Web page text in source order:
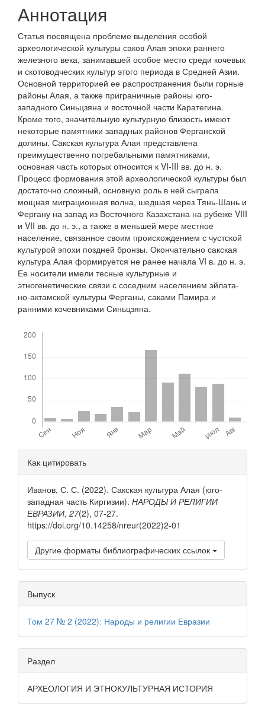
Аннотация
Статья посвящена проблеме выделения особой
археологической культуры саков Алая эпохи раннего
железного века, занимавшей особое место среди кочевых
и скотоводческих культур этого периода в Средней Азии.
Основной территорией ее распространения были горные
районы Алая, а также приграничные районы юго-
западного Синьцзяна и восточной части Каратегина.
Кроме того, значительную культурную близость имеют
некоторые памятники западных районов Ферганской
долины. Сакская культура Алая представлена
преимущественно погребальными памятниками,
основная часть которых относится к VI-III вв. до н. э.
Процесс формования этой археологической культуры был
достаточно сложный, основную роль в ней сыграла
мощная миграционная волна, шедшая через Тянь-Шань и
Фергану на запад из Восточного Казахстана на рубеже VIII
и VII вв. до н. э., а также в меньшей мере местное
население, связанное своим происхождением с чустской
культурой эпохи поздней бронзы. Окончательно сакская
культура Алая формируется не ранее начала VI в. до н. э.
Ее носители имели тесные культурные и
этногенетические связи с соседним населением эйлата-
но-актамской культуры Ферганы, саками Памира и
ранними кочевниками Синьцзяна.
Детали
статьи
Как цитировать
Иванов, С. С. (2022). Сакская культура Алая (юго-
западная часть Киргизии). НАРОДЫ И РЕЛИГИИ
ЕВРАЗИИ, 27(2), 07-27.
https://doi.org/10.14258/nreur(2022)2-01
Другие форматы библиографических ссылок
Выпуск
Том 27 № 2 (2022): Народы и религии Евразии
Раздел
АРХЕОЛОГИЯ И ЭТНОКУЛЬТУРНАЯ ИСТОРИЯ